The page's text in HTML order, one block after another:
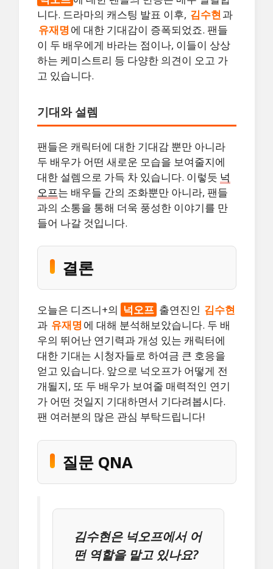
니다. 드라마의 캐스팅 발표 이후, 김수현 과
유재명에 대한 기대감이 증폭되었죠. 팬들
이 두 배우에게 바라는 점이나, 이들이 상상
하는 케미스트리 등 다양한 의견이 오고 가
고 있습니다.
기대와 설렘
팬들은 캐릭터에 대한 기대감 뿐만 아니라
두 배우가 어떤 새로운 모습을 보여줄지에
대한 설렘으로 가득 차 있습니다. 이렇듯 넉
오프는 배우들 간의 조화뿐만 아니라, 팬들
과의 소통을 통해 더욱 풍성한 이야기를 만
들어 나갈 것입니다.
결론
오늘은 디즈니+의 넉오프 출연진인 김수현
과 유재명에 대해 분석해보았습니다. 두 배
우의 뛰어난 연기력과 개성 있는 캐릭터에
대한 기대는 시청자들로 하여금 큰 호응을
얻고 있습니다. 앞으로 넉오프가 어떻게 전
개될지, 또 두 배우가 보여줄 매력적인 연기
가 어떤 것일지 기대하면서 기다려봅시다.
팬 여러분의 많은 관심 부탁드립니다!
질문 QNA
김수현은 넉오프에서 어
떤 역할을 맡고 있나요?